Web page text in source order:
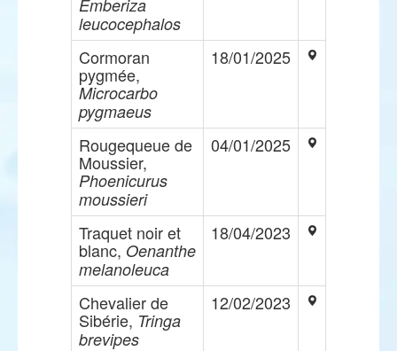
Emberiza
leucocephalos
Cormoran
pygmée,
Microcarbo
pygmaeus
18/01/2025
Rougequeue de
Moussier,
Phoenicurus
moussieri
04/01/2025
Traquet noir et
blanc, Oenanthe
melanoleuca
18/04/2023
Chevalier de
Sibérie, Tringa
brevipes
12/02/2023